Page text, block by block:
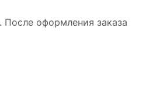
оформления заказа